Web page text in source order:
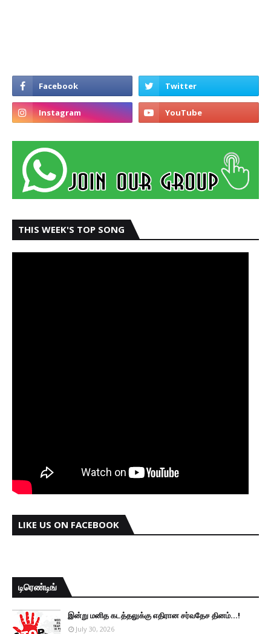
THIS WEEK'S TOP SONG
LIKE US ON FACEBOOK
டிரெண்டிங்
இன்று மனித கடத்தலுக்கு எதிரான சர்வதேச தினம்...!
July 30, 2026